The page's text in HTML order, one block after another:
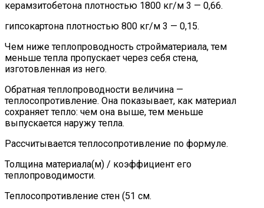
керамзитобетона плотностью 1800 кг/м 3 — 0,66.
гипсокартона плотностью 800 кг/м 3 — 0,15.
Чем ниже теплопроводность стройматериала, тем
меньше тепла пропускает через себя стена,
изготовленная из него.
Обратная теплопроводности величина —
теплосопротивление. Она показывает, как материал
сохраняет тепло: чем она выше, тем меньше
выпускается наружу тепла.
Рассчитывается теплосопротивление по формуле.
Толщина материала(м) / коэффициент его
теплопроводимости.
Теплосопротивление стен (51 см.